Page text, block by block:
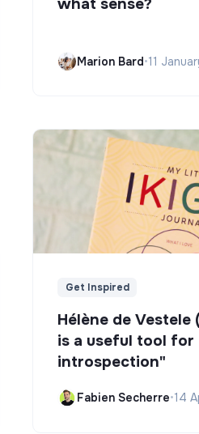
Marion Bard•11
Get Inspired
Hélène de Vestele
is a useful tool for
introspection"
Fabien Secherre•14